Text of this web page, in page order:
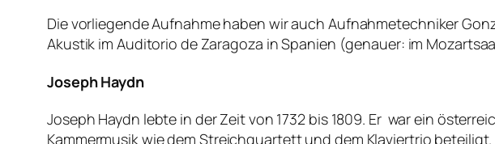
Die vorliegende Aufnahme haben wir auch Aufnahmetechniker
Akustik im Auditorio de Zaragoza in Spanien (genauer: im
Joseph Haydn
Joseph Haydn lebte in der Zeit von 1732 bis 1809. Er war ein
Kammermusik wie dem Streichquartett und dem Klaviertrio